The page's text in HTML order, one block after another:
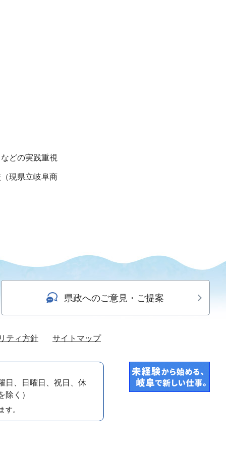
どの実践重視
現県立岐阜商
県政へのご意見・ご提案
ティ方針 サイトマップ
日、日曜日、祝日、休
除く）
す。